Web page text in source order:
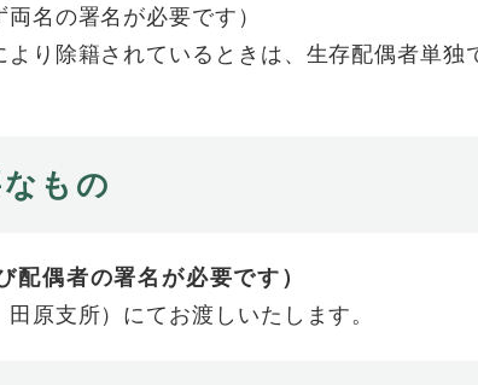
名の署名が必要です）
り除籍されているときは、生存配偶者単独
もの
配偶者の署名が必要です）
原支所）にてお渡しいたします。